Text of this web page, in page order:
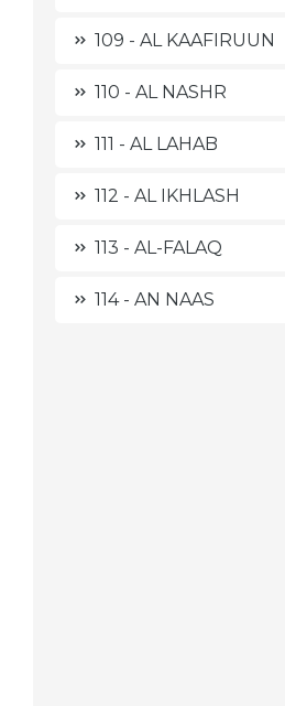
109 - AL KAAFIRUUN
110 - AL NASHR
111 - AL LAHAB
112 - AL IKHLASH
113 - AL-FALAQ
114 - AN NAAS